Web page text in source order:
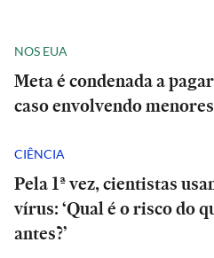
NOS EUA
Meta é condenada a
caso envolvendo
CIÊNCIA
Pela 1ª vez, cientistas
vírus: ‘Qual é o risco do
antes?’